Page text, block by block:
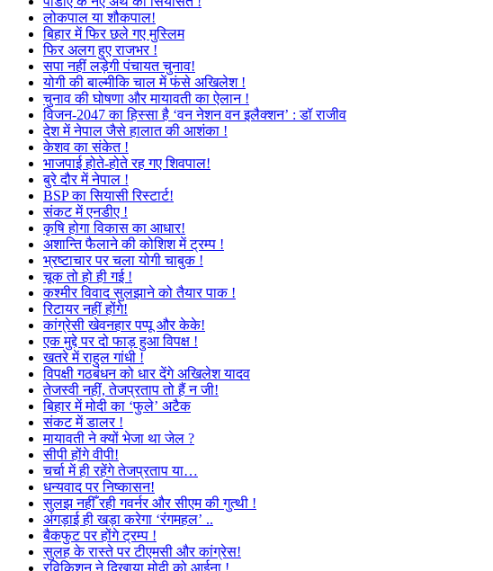
लोकपाल या शौकपाल!
बिहार में फिर छले गए मुस्लिम
फिर अलग हुए राजभर !
सपा नहीं लड़ेगी पंचायत चुनाव!
योगी की बाल्मीकि चाल में फंसे अखिलेश !
चुनाव की घोषणा और मायावती का ऐलान !
विजन-2047 का हिस्सा है ‘वन नेशन वन इलैक्शन’ : डॉ राजीव
देश में नेपाल जैसे हालात की आशंका !
केशव का संकेत !
भाजपाई होते-होते रह गए शिवपाल!
बुरे दौर में नेपाल !
BSP का सियासी रिस्टार्ट!
संकट में एनडीए !
कृषि होगा विकास का आधार!
अशान्ति फैलाने की कोशिश में ट्रम्प !
भ्रष्टाचार पर चला योगी चाबुक !
चूक तो हो ही गई !
कश्मीर विवाद सुलझाने को तैयार पाक !
रिटायर नहीं होंगे!
कांग्रेसी खेवनहार पप्पू और केके!
एक मुद्दे पर दो फाड़ हुआ विपक्ष !
खतरे में राहुल गांधी !
विपक्षी गठबंधन को धार देंगे अखिलेश यादव
तेजस्वी नहीं, तेजप्रताप तो हैं न जी!
बिहार में मोदी का ‘फुले’ अटैक
संकट में डालर !
मायावती ने क्यों भेजा था जेल ?
सीपी होंगे वीपी!
चर्चा में ही रहेंगे तेजप्रताप या…
धन्यवाद पर निष्कासन!
सुलझ नहीँ रही गवर्नर और सीएम की गुत्थी !
अंगड़ाई ही खड़ा करेगा ‘रंगमहल’ ..
बैकफुट पर होंगे ट्रम्प !
सुलह के रास्ते पर टीएमसी और कांग्रेस!
रविकिशन ने दिखाया मोदी को आईना !